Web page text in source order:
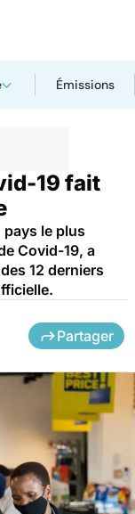
Émissions
19 fait
pays le plus
Covid-19, a
12 derniers
Partager